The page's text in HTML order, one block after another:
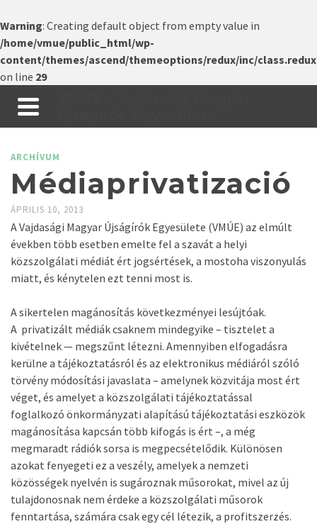
Warning: Creating default object from empty value in
/home/vmue/public_html/wp-
content/themes/ascend/themeoptions/redux/inc/
on line 29
ARCHÍVUM
Médiaprivatizació
ÁPRILIS 10, 2013
A Vajdasági Magyar Újságírók Egyesülete (VMÚE) az elmúlt
években több esetben emelte fel a szavát a helyi
közszolgálati médiát ért jogsértések, a mostoha viszonyulás
miatt, és kénytelen ezt tenni most is.
A sikertelen magánosítás következményei lesújtóak.
A privatizált médiák csaknem mindegyike – tisztelet a
kivételnek — megszűnt létezni. Amennyiben elfogadásra
kerülne a tájékoztatásról és az elektronikus médiáról szóló
törvény módosítási javaslata – amelynek közvitája most ért
véget, és amelyet a közszolgálati tájékoztatással
foglalkozó önkormányzati alapítású tájékoztatási eszközök
magánosítása kapcsán több kifogás is ért –, a még
megmaradt rádiók sorsa is megpecsételődik. Különösen
azokat fenyegeti ez a veszély, amelyek a nemzeti
közösségek nyelvén is sugároznak műsorokat, mivel az új
tulajdonosnak nem érdeke a közszolgálati műsorok
fenntartása, számára csak egy cél létezik, a profitszerzés.